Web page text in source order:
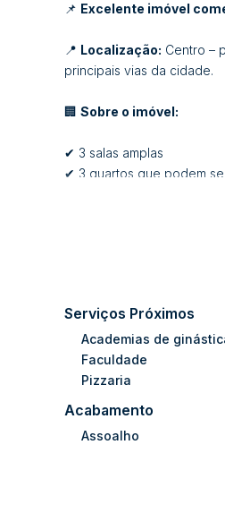
📌 Excelente imóvel
📍 Localização: Centro –
principais vias da cidade.
🏢 Sobre o imóvel:
✔ 3 salas amplas
✔ 3 quartos que podem
Amplo
• Excelente opção para
• Ambientes amplos e
• Imóvel em boas
Entre em contato e
Serviços Próximos
Academias de
Faculdade
Pizzaria
Acabamento
Assoalho